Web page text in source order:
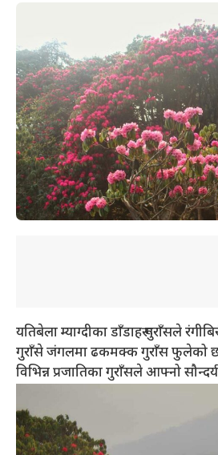
यतिबेला म्याग्दीका डाँडाहरू गुराँसले
गुराँसे जंगलमा ढकमक्क गुराँस फुलेको छ
विभिन्न प्रजातिका गुराँसले आफ्नो